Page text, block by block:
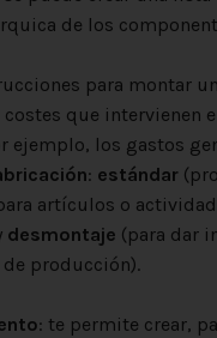
jerárquica
para montar
que intervienen
los gastos
: estándar
artículos o
desmontaje (para dar
de materiales
: te permite crear,